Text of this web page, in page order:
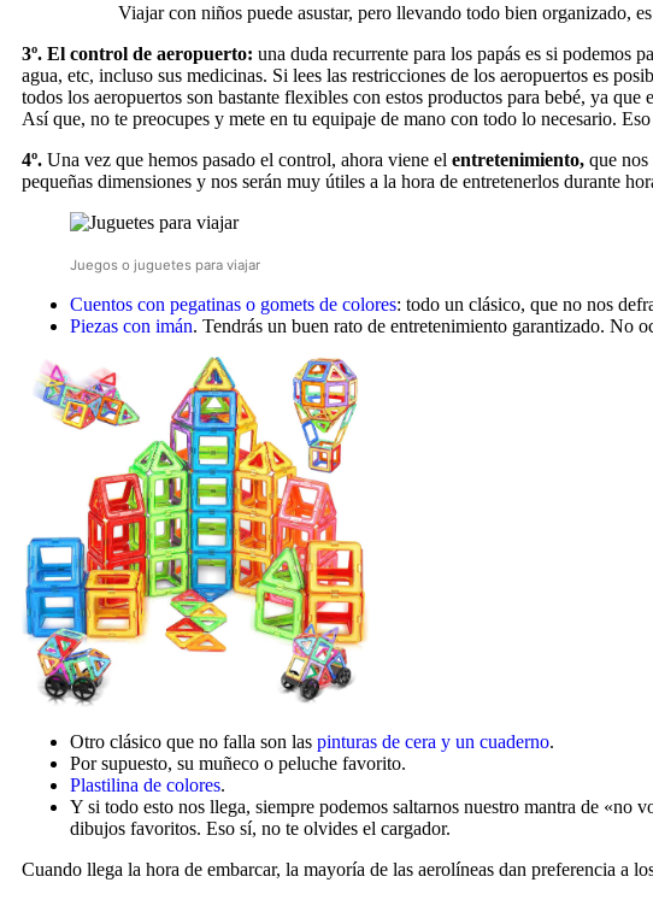
Viajar con niños puede asustar, pero llevando todo bien organizado,
3º. El control de aeropuerto: una duda recurrente para los papás es si podemos
agua, etc, incluso sus medicinas. Si lees las restricciones de los aeropuertos es
todos los aeropuertos son bastante flexibles con estos productos para bebé, ya
Así que, no te preocupes y mete en tu equipaje de mano con todo lo necesario.
4º. Una vez que hemos pasado el control, ahora viene el entretenimiento, que
pequeñas dimensiones y nos serán muy útiles a la hora de entretenerlos durante
Juegos o juguetes para viajar
Cuentos con pegatinas o gomets de colores: todo un clásico, que no nos
Piezas con imán. Tendrás un buen rato de entretenimiento garantizado. No
Otro clásico que no falla son las pinturas de cera y un cuaderno.
Por supuesto, su muñeco o peluche favorito.
Plastilina de colores.
Y si todo esto nos llega, siempre podemos saltarnos nuestro mantra de
dibujos favoritos. Eso sí, no te olvides el cargador.
Cuando llega la hora de embarcar, la mayoría de las aerolíneas dan preferencia a